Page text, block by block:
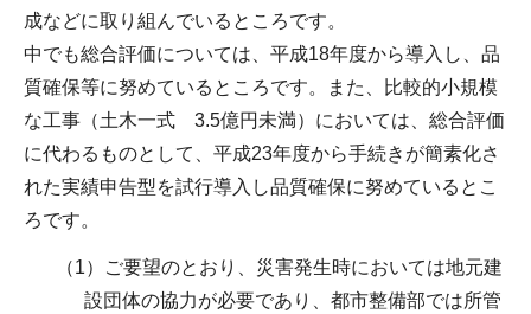
成などに取り組んでいるところです。
中でも総合評価については、平成18年度から導入し、品
質確保等に努めているところです。また、比較的小規模
な工事（土木一式 3.5億円未満）においては、総合評価
に代わるものとして、平成23年度から手続きが簡素化さ
れた実績申告型を試行導入し品質確保に努めているとこ
ろです。
（1）ご要望のとおり、災害発生時においては地元建
設団体の協力が必要であり、都市整備部では所管